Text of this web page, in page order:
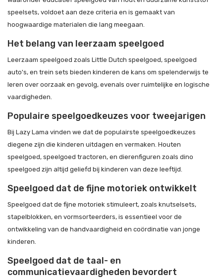
speelsets, voldoet aan deze criteria en is gemaakt van
hoogwaardige materialen die lang meegaan.
Het belang van leerzaam speelgoed
Leerzaam speelgoed zoals Little Dutch speelgoed, speelgoed
auto's, en trein sets bieden kinderen de kans om spelenderwijs te
leren over oorzaak en gevolg, evenals over ruimtelijke en logische
vaardigheden.
Populaire speelgoedkeuzes voor tweejarigen
Bij Lazy Lama vinden we dat de populairste speelgoedkeuzes
diegene zijn die kinderen uitdagen en vermaken. Houten
speelgoed, speelgoed tractoren, en dierenfiguren zoals dino
speelgoed zijn altijd geliefd bij kinderen van deze leeftijd.
Speelgoed dat de fijne motoriek ontwikkelt
Speelgoed dat de fijne motoriek stimuleert, zoals knutselsets,
stapelblokken, en vormsorteerders, is essentieel voor de
ontwikkeling van de handvaardigheid en coördinatie van jonge
kinderen.
Speelgoed dat de taal- en
communicatievaardigheden bevordert